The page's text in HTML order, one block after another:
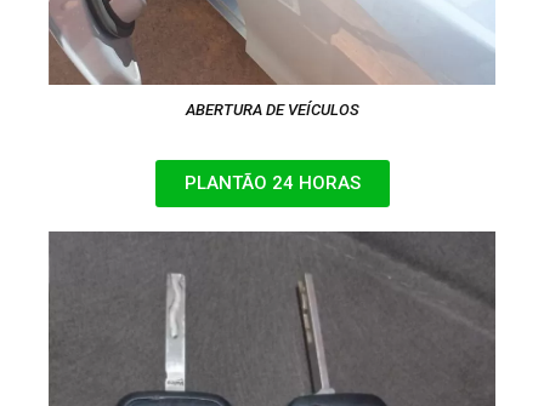
ABERTURA DE VEÍCULOS
PLANTÃO 24 HORAS